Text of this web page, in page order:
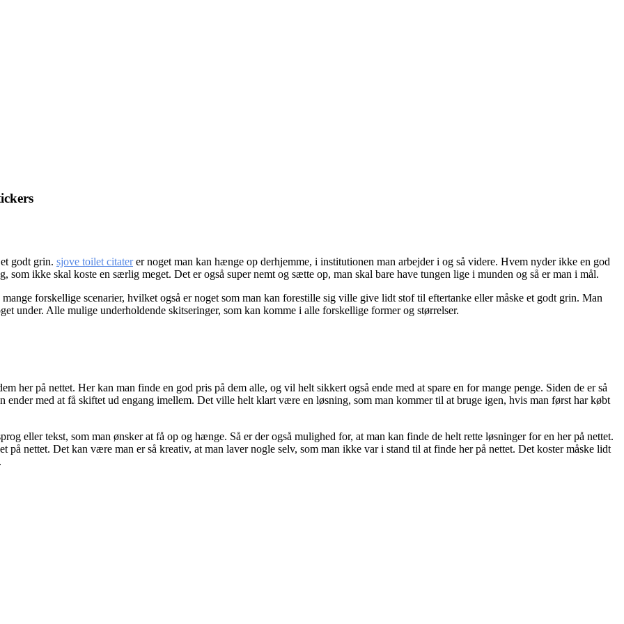
godt grin. sjove toilet citaterer noget man kan hænge op derhjemme, i institutionen man arbejder i og så videre. Hvem nyder ikke en god
ikke skal koste en særlig meget. Det er også super nemt og sætte op, man skal bare have tungen lige i munden og så er man i mål.
forskellige scenarier, hvilket også er noget som man kan forestille sig ville give lidt stof til eftertanke eller måske et godt grin. Man
under. Alle mulige underholdende skitseringer, som kan komme i alle forskellige former og størrelser.
her på nettet. Her kan man finde en god pris på dem alle, og vil helt sikkert også ende med at spare en for mange penge. Siden de er så
ender med at få skiftet ud engang imellem. Det ville helt klart være en løsning, som man kommer til at bruge igen, hvis man først har købt
eller tekst, som man ønsker at få op og hænge. Så er der også mulighed for, at man kan finde de helt rette løsninger for en her på nettet.
på nettet. Det kan være man er så kreativ, at man laver nogle selv, som man ikke var i stand til at finde her på nettet. Det koster måske lidt